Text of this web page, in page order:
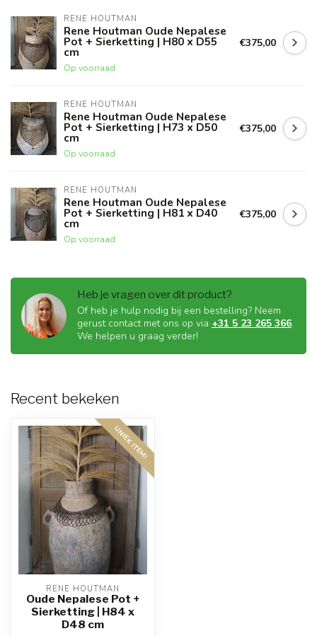
RENE HOUTMAN
Rene Houtman Oude Nepalese
Pot + Sierketting | H80 x D55
cm
Op voorraad
€375,00
RENE HOUTMAN
Rene Houtman Oude Nepalese
Pot + Sierketting | H73 x D50
cm
Op voorraad
€375,00
RENE HOUTMAN
Rene Houtman Oude Nepalese
Pot + Sierketting | H81 x D40
cm
Op voorraad
€375,00
Heb je vragen over dit product?
Of heb je hulp nodig bij een bestelling? Neem
gerust contact met ons op via +31 5 23 265 366.
We helpen u graag verder!
Recent bekeken
UNIEK ITEM!
RENE HOUTMAN
Oude Nepalese Pot +
Sierketting | H84 x
D48 cm